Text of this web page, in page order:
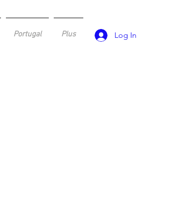
Portugal Plus Log In